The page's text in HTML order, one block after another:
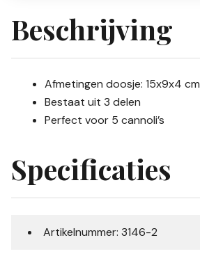
Beschrijving
Afmetingen doosje: 15x9x4 cm
Bestaat uit 3 delen
Perfect voor 5 cannoli’s
Specificaties
Artikelnummer: 3146-2